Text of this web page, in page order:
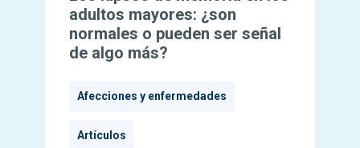
adultos mayores: ¿son
normales o pueden ser señal
de algo más?
Afecciones y enfermedades
Artículos